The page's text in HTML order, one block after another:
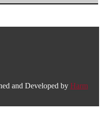
and Developed by Harm